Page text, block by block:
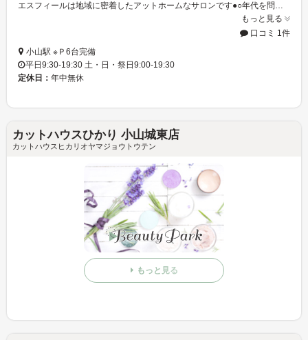
エスフィールは地域に密着したアットホームなサロンです●○年代を問わず様々な年齢層のお客様にご利用いただいています＊。＋お客様が親しみやすい雰囲気のサロンを目指しています★ミ
もっと見る
口コミ 1件
小山駅 ※Ｐ6台完備
平日9:30-19:30 土・日・祭日9:00-19:30
定休日： 年中無休
カットハウスひかり 小山城東店
カットハウスヒカリオヤマジョウトウテン
もっと見る